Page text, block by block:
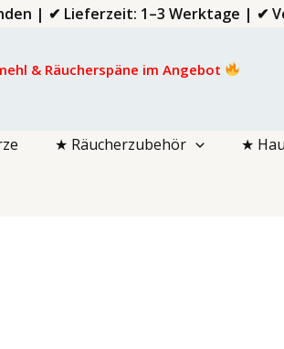
| ✔ Lieferzeit: 1–3 Werktage | ✔
& Räucherspäne im Angebot
★ Räucherzubehör ★